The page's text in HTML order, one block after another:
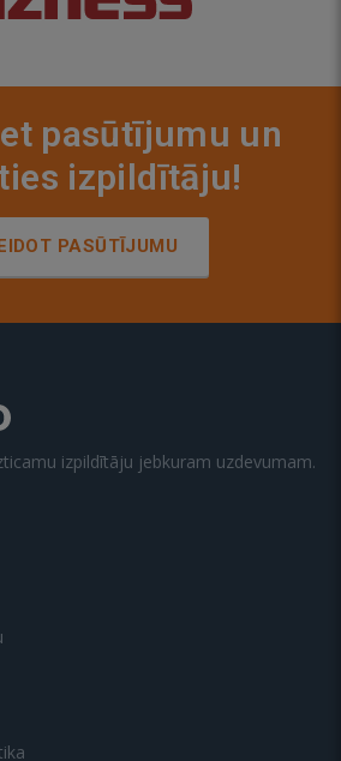
pasūtījumu un
izpildītāju!
PASŪTĪJUMU
izpildītāju jebkuram uzdevumam.